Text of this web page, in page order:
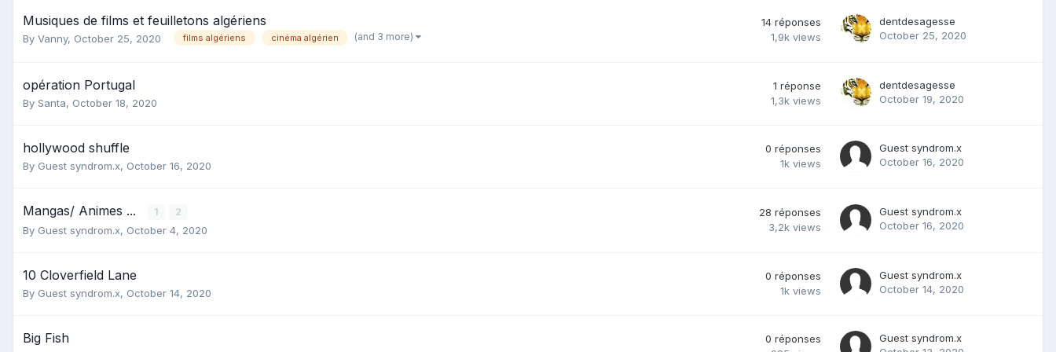
Musiques de films et feuilletons algériens
By Vanny, October 25, 2020 films algériens cinéma algérien (and 3 more)
14 réponses
1,9k views
dentdesagesse
October 25, 2020
opération Portugal
By Santa, October 18, 2020
1 réponse
1,3k views
dentdesagesse
October 19, 2020
hollywood shuffle
By Guest syndrom.x, October 16, 2020
0 réponses
1k views
Guest syndrom.x
October 16, 2020
Mangas/ Animes ... 1 2
By Guest syndrom.x, October 4, 2020
28 réponses
3,2k views
Guest syndrom.x
October 16, 2020
10 Cloverfield Lane
By Guest syndrom.x, October 14, 2020
0 réponses
1k views
Guest syndrom.x
October 14, 2020
Big Fish 0 réponses
Guest syndrom.x